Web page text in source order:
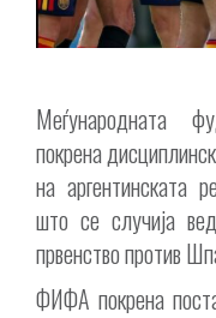
Меѓународната
покрена
на аргентинската
што се случија
првенство против
ФИФА покрена